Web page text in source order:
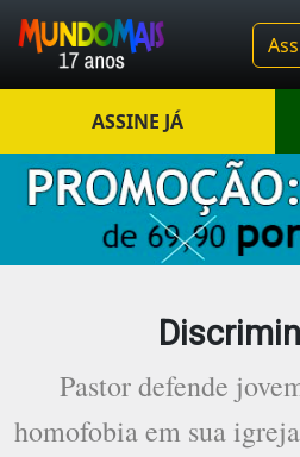
ASSINE JÁ
Pastor defende
homofobia em sua